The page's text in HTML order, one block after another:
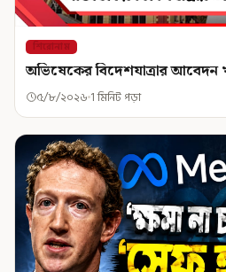
শিরোনাম
অভিষেকের বিদেশযাত্রার আবেদন
৫/৮/২০২৬ 1 মিনিট পড়া